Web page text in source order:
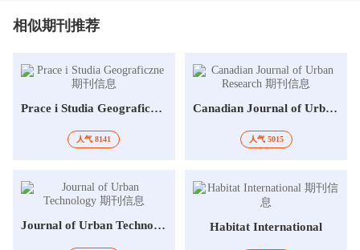
相似期刊推荐
Prace i Studia Geograficzne
人气 8141
Canadian Journal of Urban Research
人气 5015
Journal of Urban Technology Habitat International